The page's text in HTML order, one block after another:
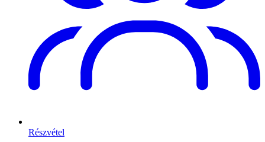
Részvétel